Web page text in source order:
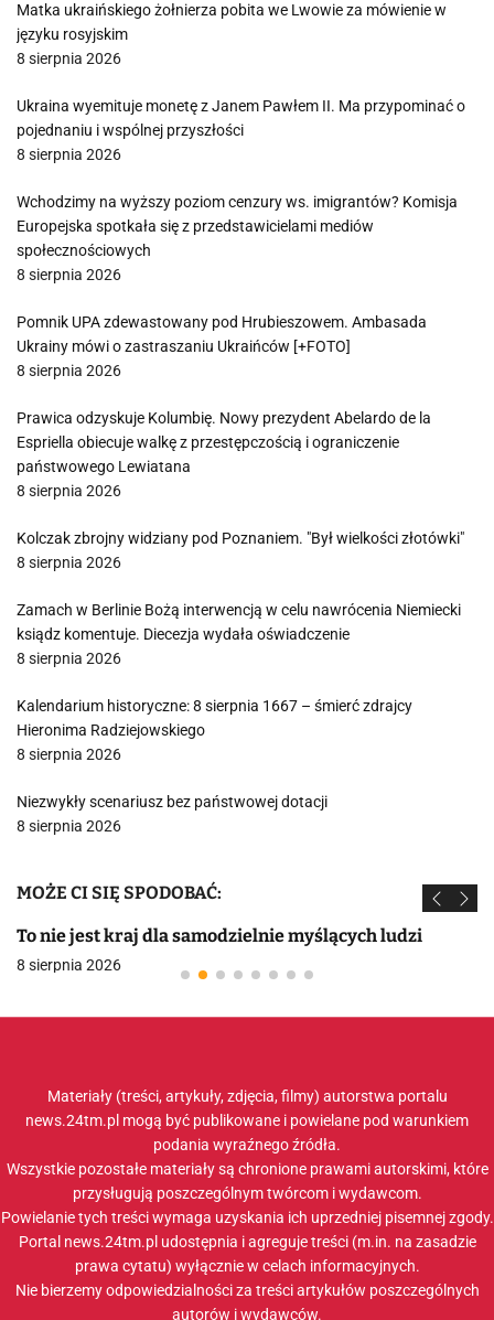
Matka ukraińskiego żołnierza pobita we Lwowie za mówienie w
języku rosyjskim
8 sierpnia 2026
Ukraina wyemituje monetę z Janem Pawłem II. Ma przypominać o
pojednaniu i wspólnej przyszłości
8 sierpnia 2026
Wchodzimy na wyższy poziom cenzury ws. imigrantów? Komisja
Europejska spotkała się z przedstawicielami mediów
społecznościowych
8 sierpnia 2026
Pomnik UPA zdewastowany pod Hrubieszowem. Ambasada
Ukrainy mówi o zastraszaniu Ukraińców [+FOTO]
8 sierpnia 2026
Prawica odzyskuje Kolumbię. Nowy prezydent Abelardo de la
Espriella obiecuje walkę z przestępczością i ograniczenie
państwowego Lewiatana
8 sierpnia 2026
Kolczak zbrojny widziany pod Poznaniem. "Był wielkości złotówki"
8 sierpnia 2026
Zamach w Berlinie Bożą interwencją w celu nawrócenia Niemiecki
ksiądz komentuje. Diecezja wydała oświadczenie
8 sierpnia 2026
Kalendarium historyczne: 8 sierpnia 1667 – śmierć zdrajcy
Hieronima Radziejowskiego
8 sierpnia 2026
Niezwykły scenariusz bez państwowej dotacji
8 sierpnia 2026
MOŻE CI SIĘ SPODOBAĆ:
To nie jest kraj dla samodzielnie myślących ludzi
8 sierpnia 2026
Materiały (treści, artykuły, zdjęcia, filmy) autorstwa portalu
news.24tm.pl mogą być publikowane i powielane pod warunkiem
podania wyraźnego źródła.
Wszystkie pozostałe materiały są chronione prawami autorskimi, które
przysługują poszczególnym twórcom i wydawcom.
Powielanie tych treści wymaga uzyskania ich uprzedniej pisemnej zgody.
Portal news.24tm.pl udostępnia i agreguje treści (m.in. na zasadzie
prawa cytatu) wyłącznie w celach informacyjnych.
Nie bierzemy odpowiedzialności za treści artykułów poszczególnych
autorów i wydawców.